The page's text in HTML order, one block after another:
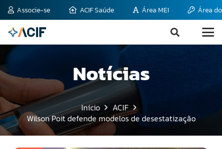
Associe-se ACIF Saúde Área MEI Área
Notícias
Início
ACIF
Wilson Poit defende modelos de desestatização